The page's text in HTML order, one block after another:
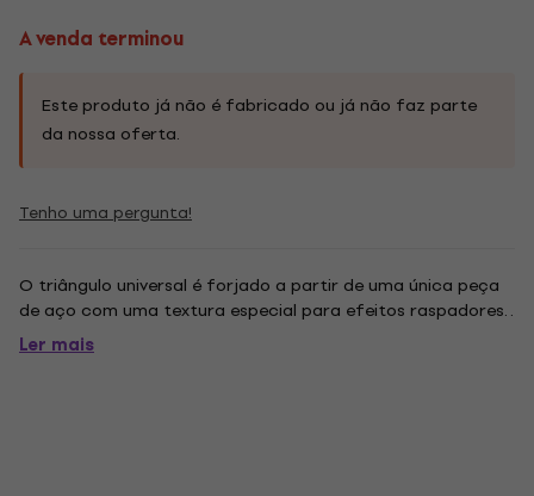
A venda terminou
Este produto já não é fabricado ou já não faz parte
da nossa oferta.
Tenho uma pergunta!
O triângulo universal é forjado a partir de uma única peça
de aço com uma textura especial para efeitos raspadores. .
Ler mais